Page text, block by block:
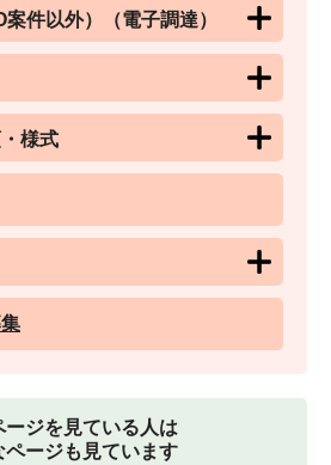
件以外）（電子調達）
様式
ージを見ている人は
ページも見ています